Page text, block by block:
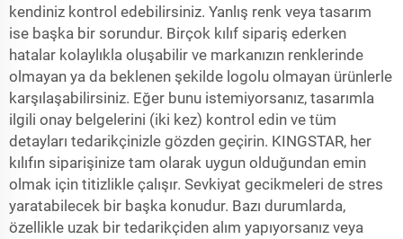
kendiniz kontrol edebilirsiniz. Yanlış renk veya tasarım
ise başka bir sorundur. Birçok kılıf sipariş ederken
hatalar kolaylıkla oluşabilir ve markanızın renklerinde
olmayan ya da beklenen şekilde logolu olmayan ürünlerle
karşılaşabilirsiniz. Eğer bunu istemiyorsanız, tasarımla
ilgili onay belgelerini (iki kez) kontrol edin ve tüm
detayları tedarikçinizle gözden geçirin. KINGSTAR, her
kılıfın siparişinize tam olarak uygun olduğundan emin
olmak için titizlikle çalışır. Sevkiyat gecikmeleri de stres
yaratabilecek bir başka konudur. Bazı durumlarda,
özellikle uzak bir tedarikçiden alım yapıyorsanız veya